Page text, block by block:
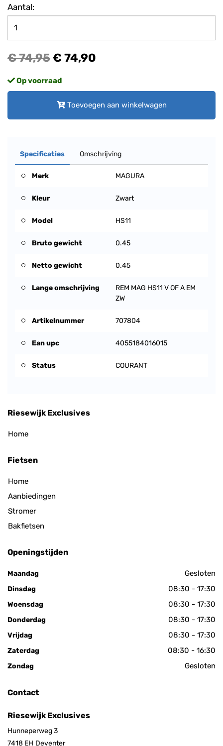
Aantal:
€ 74,95€ 74,90
Op voorraad
Toevoegen aan winkelwagen
Specificaties Omschrijving
Merk MAGURA
Kleur Zwart
Model HS11
Bruto gewicht 0.45
Netto gewicht 0.45
Lange omschrijving
REM MAG HS11 V OF A EM
ZW
Artikelnummer 707804
Ean upc 4055184016015
Status COURANT
Riesewijk Exclusives
Home
Fietsen
Home
Aanbiedingen
Stromer
Bakfietsen
Openingstijden
Maandag Gesloten
Dinsdag 08:30 - 17:30
Woensdag 08:30 - 17:30
Donderdag 08:30 - 17:30
Vrijdag 08:30 - 17:30
Zaterdag 08:30 - 16:30
Zondag Gesloten
Contact
Riesewijk Exclusives
Hunneperweg 3
7418 EH Deventer